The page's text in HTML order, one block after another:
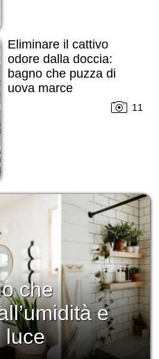
Eliminare il cattivo
odore dalla doccia:
bagno che puzza di
uova marce
11
che
e
luce